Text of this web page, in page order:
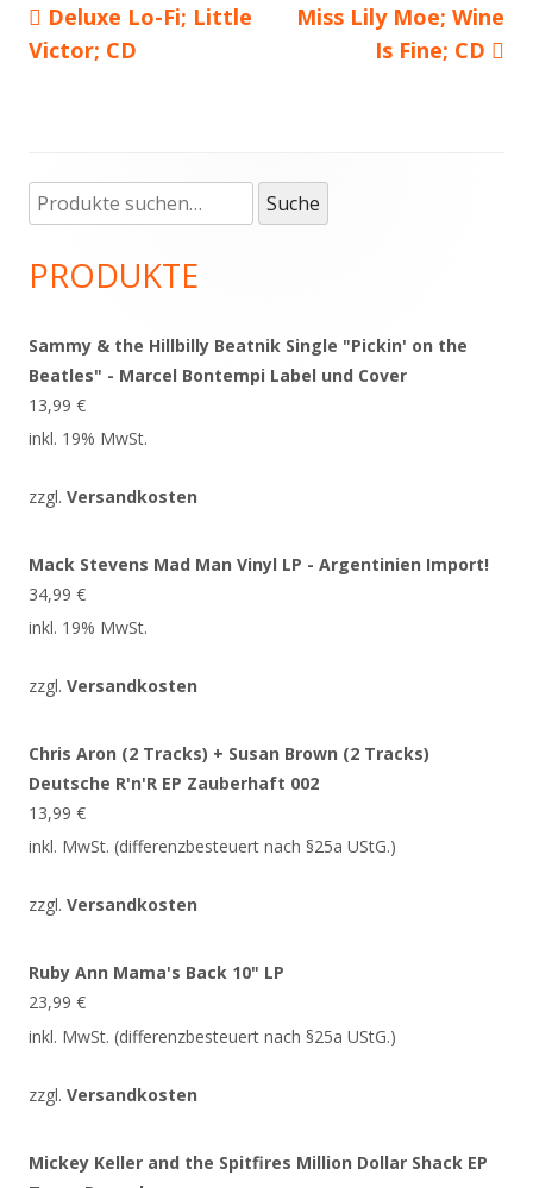
Beitragsnavigation
Vorheriger
Beitrag:
Deluxe Lo-Fi; Little
Victor; CD
Nächster
Beitrag
Miss Lily Moe; Wine
Is Fine; CD
Haupt-
Seitenleiste
Suche
nach:
Suche
PRODUKTE
Sammy & the Hillbilly Beatnik Single "Pickin' on the
Beatles" - Marcel Bontempi Label und Cover
13,99 €
inkl. 19% MwSt.
zzgl. Versandkosten
Mack Stevens Mad Man Vinyl LP - Argentinien Import!
34,99 €
inkl. 19% MwSt.
zzgl. Versandkosten
Chris Aron (2 Tracks) + Susan Brown (2 Tracks)
Deutsche R'n'R EP Zauberhaft 002
13,99 €
inkl. MwSt. (differenzbesteuert nach §25a UStG.)
zzgl. Versandkosten
Ruby Ann Mama's Back 10" LP
23,99 €
inkl. MwSt. (differenzbesteuert nach §25a UStG.)
zzgl. Versandkosten
Mickey Keller and the Spitfires Million Dollar Shack EP